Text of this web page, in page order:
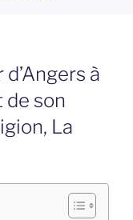
à
de son
La